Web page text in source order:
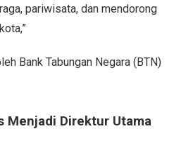
pariwisata, dan mendorong
Bank Tabungan Negara (BTN)
Menjadi Direktur Utama